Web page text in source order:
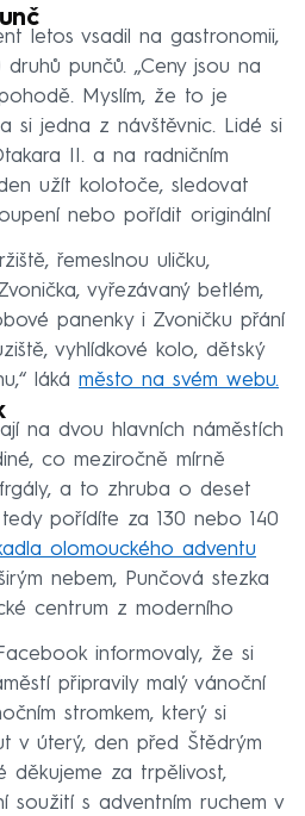
letos vsadil na gastronomii,
punčů. „Ceny jsou na
Myslím, že to je
si jedna z návštěvnic. Lidé si
II. a na radničním
užít kolotoče, sledovat
nebo pořídit originální
řemeslnou uličku,
vyřezávaný betlém,
panenky i Zvoničku přání
vyhlídkové kolo, dětský
láká město na svém webu.
na dvou hlavních náměstích
co meziročně mírně
a to zhruba o deset
pořídíte za 130 nebo 140
olomouckého adventu
nebem, Punčová stezka
centrum z moderního
informovaly, že si
připravily malý vánoční
stromkem, který si
v úterý, den před Štědrým
děkujeme za trpělivost,
soužití s adventním ruchem v